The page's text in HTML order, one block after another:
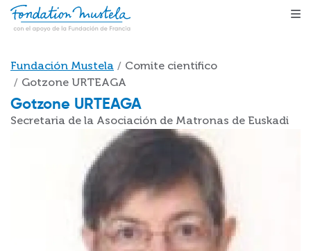
Pasar al contenido principal
Sobrescribir enlaces de ayuda a la navegación
Fundación Mustela
Comite cientifico
Gotzone URTEAGA
Gotzone URTEAGA
Secretaria de la Asociación de Matronas de Euskadi